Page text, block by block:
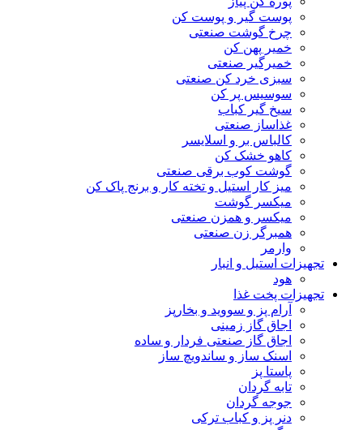
پوست گیر و پوست کن
چرخ گوشت صنعتی
خمیر پهن کن
خمیرگیر صنعتی
سبزی خرد کن صنعتی
سوسیس پر کن
سیخ گیر کباب
غذاساز صنعتی
کالباس بر و اسلایسر
کاهو خشک کن
گوشت کوب برقی صنعتی
میز کار استیل و تخته کار و برنج پاک کن
میکسر گوشت
میکسر و همزن صنعتی
همبرگر زن صنعتی
وارمر
تجهیزات استیل و انبار
هود
تجهیزات پخت غذا
آرام پز و سووید و بخارپز
اجاق گاز زمینی
اجاق گاز صنعتی فردار و ساده
اسنک ساز و ساندویچ ساز
پاستا پز
تابه گردان
جوجه گردان
دنر پز و کباب ترکی